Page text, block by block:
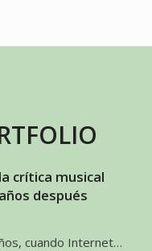
crítica musical
después
cuando Internet…